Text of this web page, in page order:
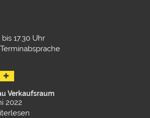
17.30 Uhr
Verkaufsraum
2022